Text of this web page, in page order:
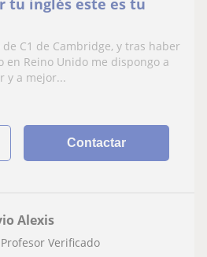
C1 de Cambridge, y tras haber
en Reino Unido me dispongo a
y a mejor...
Contactar
Alexis
Profesor Verificado